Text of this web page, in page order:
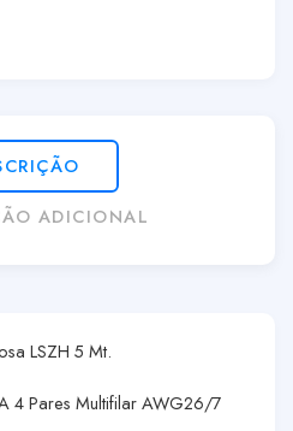
ADICIONAL
LSZH 5 Mt.
4 Pares Multifilar AWG26/7